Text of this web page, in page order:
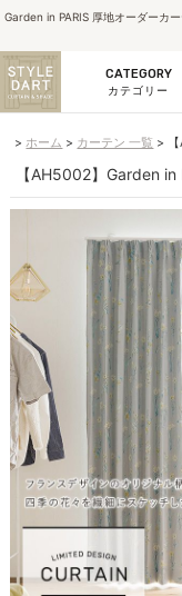
Garden in PARIS 厚地オーダーカ
CATEGORY
カテゴリー
ホーム カーテン 一覧
【AH5002】Garden